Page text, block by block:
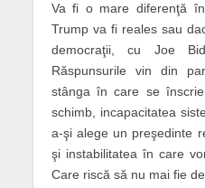
Va fi o mare diferenţă
Trump va fi reales sau
democraţii, cu Joe
Răspunsurile vin din
stânga în care se
schimb, incapacitatea
a-şi alege un preşedinte
şi instabilitatea în care
Care riscă să nu mai fie